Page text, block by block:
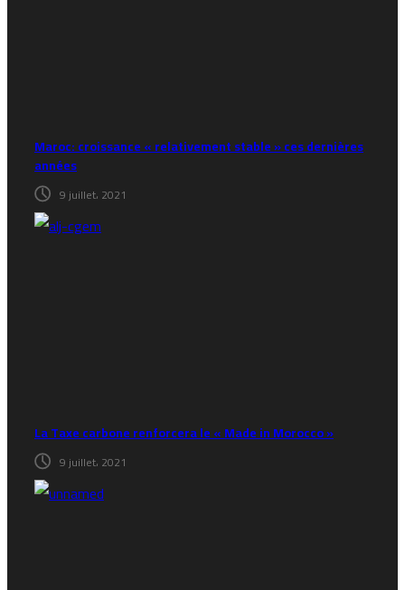
Maroc: croissance « relativement stable » ces dernières
années
9 juillet، 2021
La Taxe carbone renforcera le « Made in Morocco »
9 juillet، 2021